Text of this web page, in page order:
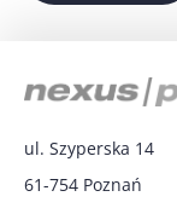
ul. Szyperska 14
61-754 Poznań